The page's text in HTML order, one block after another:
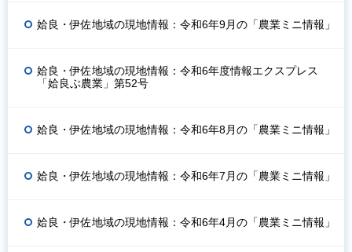
姶良・伊佐地域の現地情報：令和6年9月の「農業ミニ情報」
姶良・伊佐地域の現地情報：令和6年度情報エクスプレス
「姶良ぶ農業」第52号
姶良・伊佐地域の現地情報：令和6年8月の「農業ミニ情報」
姶良・伊佐地域の現地情報：令和6年7月の「農業ミニ情報」
姶良・伊佐地域の現地情報：令和6年4月の「農業ミニ情報」